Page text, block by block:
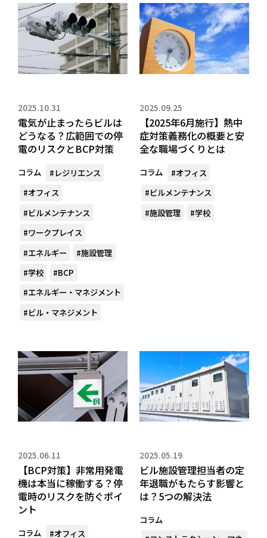
2025.10.31
電気が止まったらビルは
どうなる？広範囲での停
電のリスクとBCP対策
コラム
#レジリエンス
#オフィス
#ビルメンテナンス
#ワークプレイス
#エネルギー
#施設管理
#学校
#BCP
#エネルギー・マネジメント
#ビル・マネジメント
2025.09.25
【2025年6月施行】熱中
症対策義務化の概要と安
全な職場づくりとは
コラム
#オフィス
#ビルメンテナンス
#施設管理
#学校
2025.06.11
【BCP対策】非常用発電
機は本当に稼働する？停
電時のリスクを防ぐポイ
ント
コラム
#オフィス
2025.05.19
ビル施設管理担当者の定
年退職がもたらす影響と
は？5つの解決法
コラム